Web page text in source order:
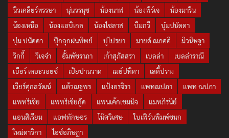
นิวเคลียร์หรรษา
นุ่นวรนุช น้องนาฟ น้องพีร์เจ
น้องมาริน
น้องเหนือ
น้องแอบิเกล น้องไซลาส บีมกวี
บุ๋มปนัดดา
บุ๋ม ปนัดดา
ปุ๊กลุกฝนทิพย์ ปูไปรยา มายด์ ณภศศิ
มิวนิษฐา
วิกกี้
วีเจจ๋า อั้มพัชราภา เก้าสุภัสสรา เบลล่า
เบลล่าราณี
เบียร์ เดอะวอยซ์
เป้ยปานวาด เมย์ปทิดา
เลดี้ปราง
เวียร์ศุกลวัฒน์
แต้วณฐพร แป้งอรจิรา แพทณปภา
แพท ณปภา
แพทริเซีย
แพทริเซียกู๊ด แพนเค้กเขมนิจ
แมทภีรนีย์
แอนสิเรียม
แอฟทักษอร โน๊ตวิเศษ
ใบเฟิร์นพิมพ์ชนก
ใหม่ดาวิกา
ไอซ์อภิษฎา